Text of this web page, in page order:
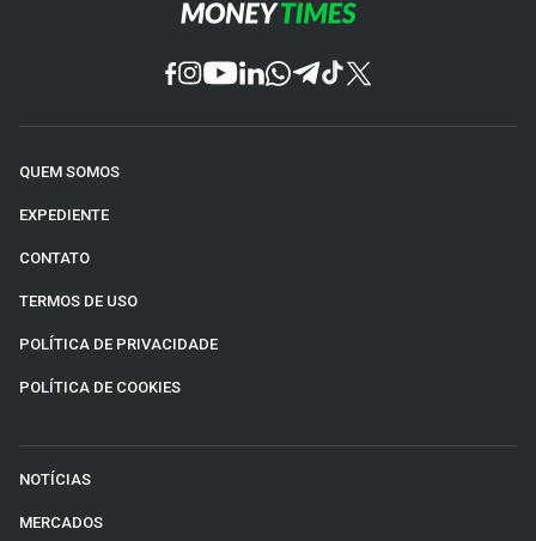
QUEM SOMOS
EXPEDIENTE
CONTATO
TERMOS DE USO
POLÍTICA DE PRIVACIDADE
POLÍTICA DE COOKIES
NOTÍCIAS
MERCADOS